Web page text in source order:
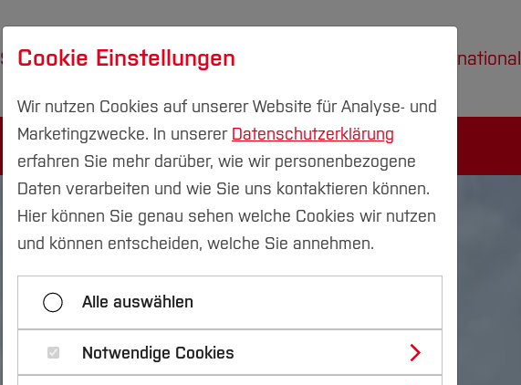
Studium Forschung & Transfer International
Cookie Einstellungen
Wir nutzen Cookies auf unserer Website für Analyse- und
Marketingzwecke. In unserer Datenschutzerklärung
erfahren Sie mehr darüber, wie wir personenbezogene
Daten verarbeiten und wie Sie uns kontaktieren können.
Hier können Sie genau sehen welche Cookies wir nutzen
und können entscheiden, welche Sie annehmen.
Alle auswählen
Notwendige Cookies